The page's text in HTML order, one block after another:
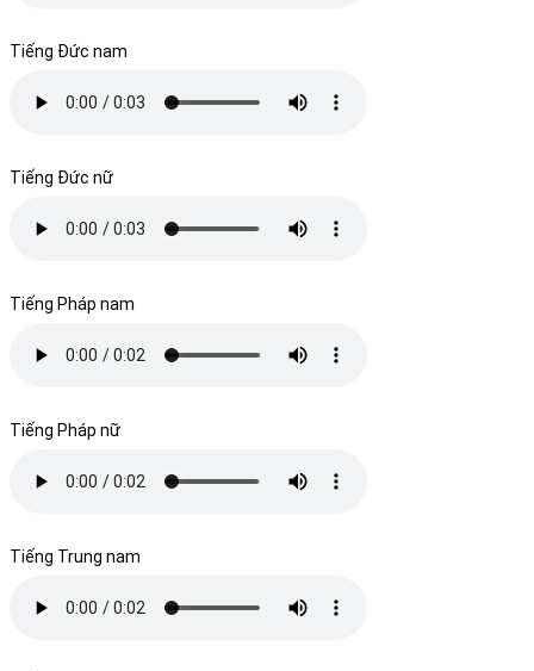
Tiếng Đức nam
Tiếng Đức nữ
Tiếng Pháp nam
Tiếng Pháp nữ
Tiếng Trung nam